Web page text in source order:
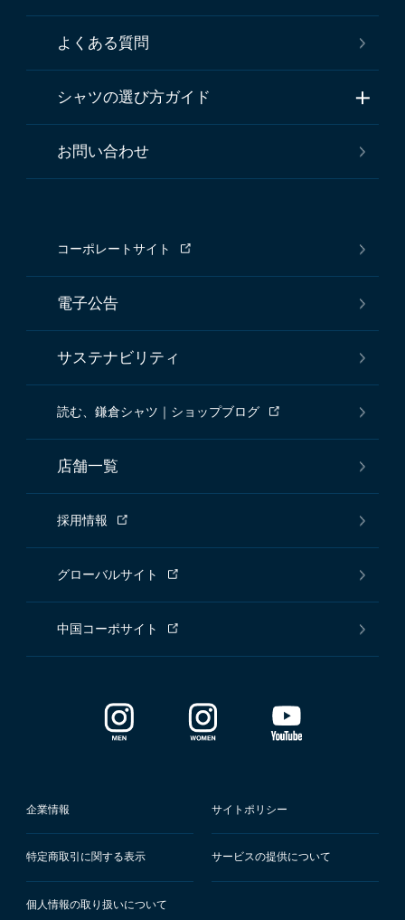
よくある質問
シャツの選び方ガイド
お問い合わせ
コーポレートサイト
電子公告
サステナビリティ
読む、鎌倉シャツ｜ショップブログ
店舗一覧
採用情報
グローバルサイト
中国コーポサイト
企業情報 サイトポリシー
特定商取引に関する表示 サービスの提供について
個人情報の取り扱いについて